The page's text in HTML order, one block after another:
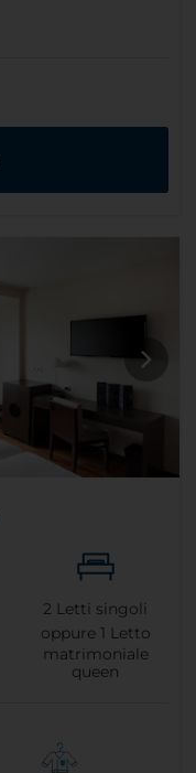
2 Letti singoli
oppure 1 Letto
matrimoniale
queen